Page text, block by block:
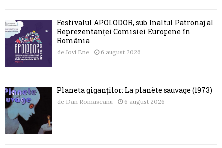
Festivalul APOLODOR, sub Înaltul Patronaj al
Reprezentanței Comisiei Europene în
România
de Jovi Ene 6 august 2026
Planeta giganților: La planète sauvage (1973)
de Dan Romascanu 6 august 2026